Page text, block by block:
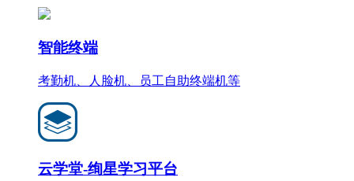
智能终端
考勤机、人脸机、员工自助终端机等
云学堂-绚星学习平台